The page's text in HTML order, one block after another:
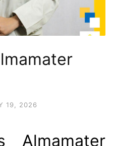
19, 2026
Almamater